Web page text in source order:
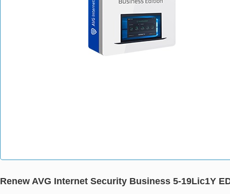
Renew AVG Internet Security Business 5-19Lic1Y